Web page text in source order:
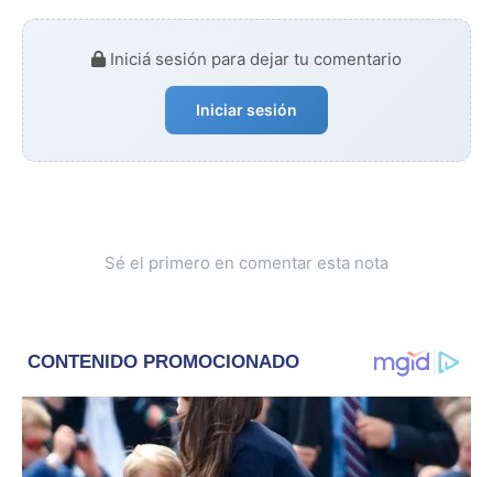
Iniciá sesión para dejar tu comentario
Iniciar sesión
Sé el primero en comentar esta nota